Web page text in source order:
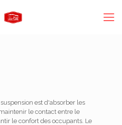
est d'absorber les
le contact entre le
le confort des occupants. Le